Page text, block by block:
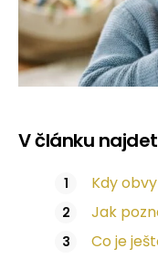
V článku
Kdy
Jak
Co je